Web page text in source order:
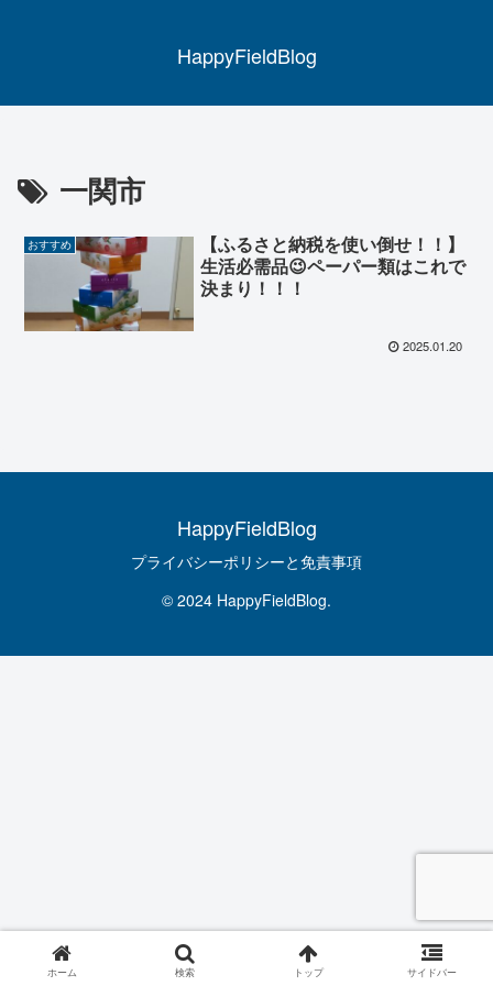
HappyFieldBlog
一関市
おすすめ
【ふるさと納税を使い倒せ！！】
生活必需品😉ペーパー類はこれで
決まり！！！
2025.01.20
HappyFieldBlog
プライバシーポリシーと免責事項
© 2024 HappyFieldBlog.
ホーム 検索 トップ サイドバー